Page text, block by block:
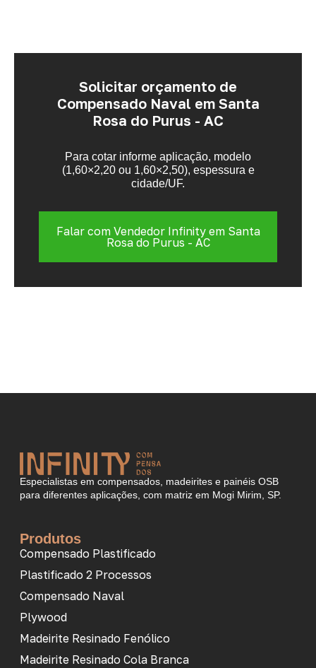
Solicitar orçamento de
Compensado Naval em Santa
Rosa do Purus - AC
Para cotar informe aplicação, modelo
(1,60×2,20 ou 1,60×2,50), espessura e
cidade/UF.
Falar com Vendedor Infinity em Santa
Rosa do Purus - AC
Especialistas em compensados, madeirites e painéis OSB
para diferentes aplicações, com matriz em Mogi Mirim, SP.
Produtos
Compensado Plastificado
Plastificado 2 Processos
Compensado Naval
Plywood
Madeirite Resinado Fenólico
Madeirite Resinado Cola Branca